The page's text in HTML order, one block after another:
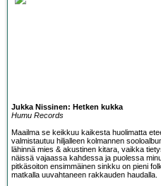
Jukka Nissinen: Hetken kukka
Humu Records
Maailma se keikkuu kaikesta huolimatta
valmistautuu hiljalleen kolmannen
lähinnä mies & akustinen kitara, vaikka
näissä vajaassa kahdessa ja puolessa
pitkäsoiton ensimmäinen sinkku on pieni
matkalla uuvahtaneen rakkauden haudalla.